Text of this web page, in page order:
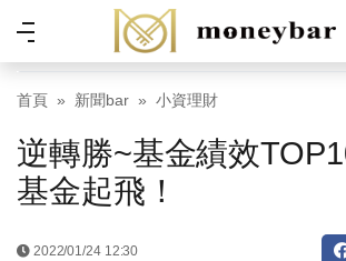
Skip to main content
功
能
表
首頁 新聞bar 小資理財
逆轉勝~基金績效
基金起飛！
2022/01/24 12:30